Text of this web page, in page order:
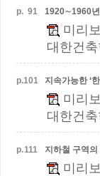
p. 91 1920∼1960년
미리보
대한건
p.101 지속가능한 ‘
미리보
대한건
p.111 지하철 구역
미리보